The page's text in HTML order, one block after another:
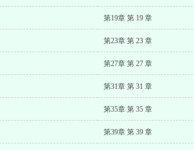
第19章 第 19 章
第23章 第 23 章
第27章 第 27 章
第31章 第 31 章
第35章 第 35 章
第39章 第 39 章